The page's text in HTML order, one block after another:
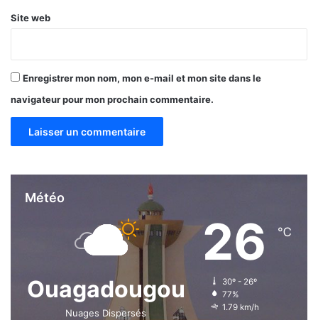
Site web
Enregistrer mon nom, mon e-mail et mon site dans le
navigateur pour mon prochain commentaire.
Météo
Ouagadougou
Nuages Dispersés
26 ℃
30º - 26º
77%
1.79 km/h